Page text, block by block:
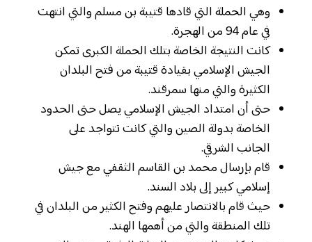
وهي الحملة التي قادها قتيبة بن مسلم والتي انتهت
في عام 94 من الهجرة.
كانت النتيجة الخاصة بتلك الحملة الكبرى تمكن
الجيش الإسلامي بقيادة قتيبة من فتح البلدان
الكثيرة والتي منها سمرقند.
حتى أن امتداد الجيش الإسلامي يصل حتى الحدود
الخاصة بدولة الصين والتي كانت تتواجد على
الجانب الشرقي.
قام بإرسال محمد بن القاسم الثقفي مع جيش
إسلامي كبير إلى بلاد السند.
حيث قام بالانتصار عليهم وفتح الكثير من البلدان في
تلك المنطقة والتي من أهمها الهند.